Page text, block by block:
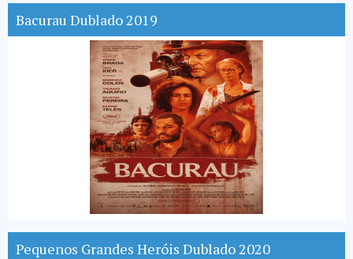
Bacurau Dublado 2019
Pequenos Grandes Heróis Dublado 2020